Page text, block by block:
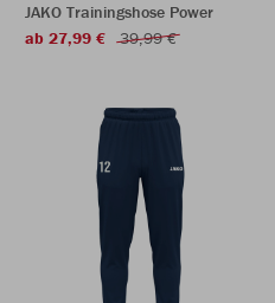
JAKO Trainingshose Power
ab 27,99 €
39,99 €